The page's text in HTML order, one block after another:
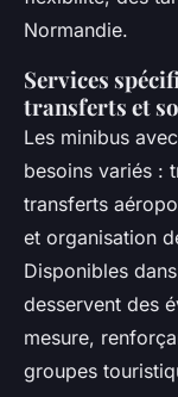
Normandie.
Services
transferts et
Les minibus
besoins variés :
transferts
et organisation
Disponibles
desservent des
mesure,
groupes